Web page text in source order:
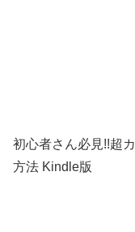
初心者さん必見!!超
方法 Kindle版